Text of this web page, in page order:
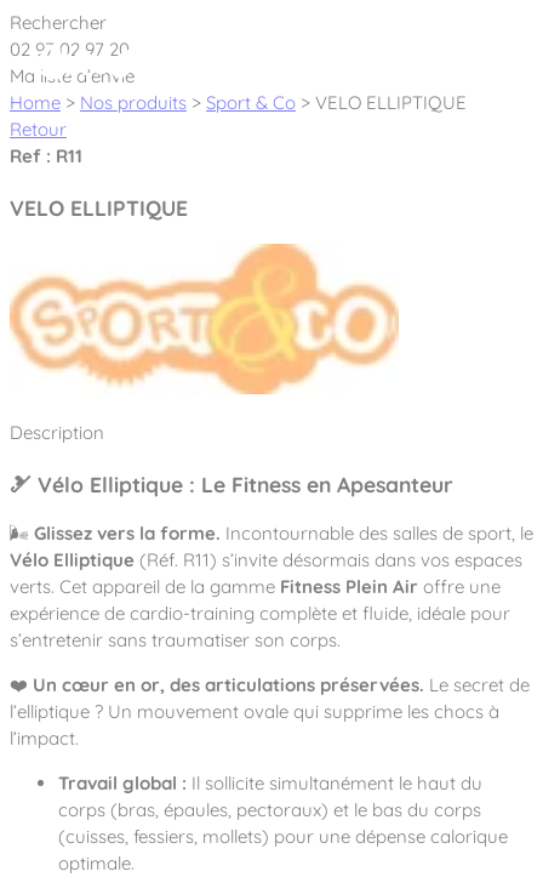
Cookies management panel
Créateur et fabricant d’aires de jeux &
équipements sportifs
Nos dernières actualités
À propos
Notre partenariat avec l’association Rêves de clown
Nos Garanties
Notre entreprise
Notre équipe
Nous rejoindre
Jeux inclusifs
Jeux recyclés
Nos univers
Sport & Fitness Sport&Co®
Agrès fitness
Parcours de santé
Stadium Arena
Street workout
Équipements sportifs
Mobilier & accessoires
Mobilier urbain
Accessoires ludiques
Nos clients
Collectivités
Établissements scolaires
Architectes, Paysagistes-concepteurs
Notre expertise
Des aires intergénérationnelles de
Des aires de jeux pour tous les enfants
L’éco-conception de nos jeux
La végétalisation des cours d’école
Nos matériaux
Réalisations
Contact
Les questions fréquentes
Rechercher
02 97 02 97 20
Ma liste d’envie
Home > Nos produits > Sport & Co > VELO ELLIPTIQUE
Retour
Ref : R11
VELO ELLIPTIQUE
Description
🎿 Vélo Elliptique : Le Fitness en Apesanteur
🌬️ Glissez vers la forme. Incontournable des salles de sport, le
Vélo Elliptique (Réf. R11) s’invite désormais dans vos espaces
verts. Cet appareil de la gamme Fitness Plein Air offre une
expérience de cardio-training complète et fluide, idéale pour
s’entretenir sans traumatiser son corps.
❤️ Un cœur en or, des articulations préservées. Le secret de
l’elliptique ? Un mouvement ovale qui supprime les chocs à
l’impact.
Travail global : Il sollicite simultanément le haut du
corps (bras, épaules, pectoraux) et le bas du corps
(cuisses, fessiers, mollets) pour une dépense calorique
optimale.